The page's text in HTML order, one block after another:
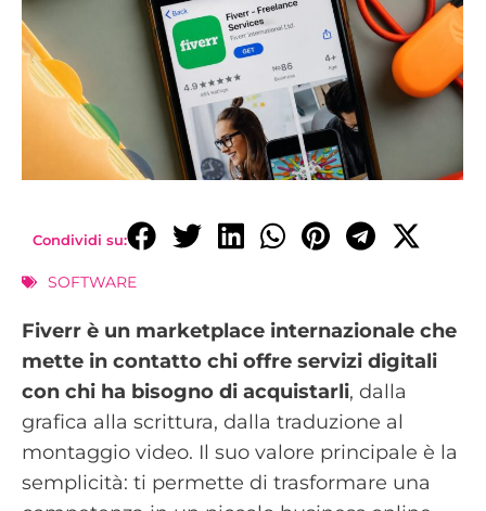
Condividi su:
SOFTWARE
Fiverr è un marketplace internazionale che
mette in contatto chi offre servizi digitali
con chi ha bisogno di acquistarli, dalla
grafica alla scrittura, dalla traduzione al
montaggio video. Il suo valore principale è la
semplicità: ti permette di trasformare una